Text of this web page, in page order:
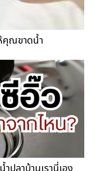
คุณขาดน้ำ